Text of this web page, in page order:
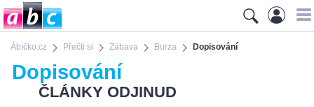
Ábíčko.cz Přečti si Zábava Burza Dopisování
Dopisování
ČLÁNKY ODJINUD